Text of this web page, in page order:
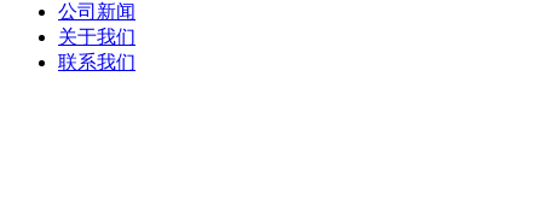
公司新闻
关于我们
联系我们